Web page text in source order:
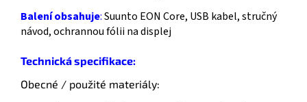
Balení obsahuje:Suunto EON Core, USB kabel, stručný
návod, ochrannou fólii na displej
Technická specifikace:
Obecné / použité materiály: